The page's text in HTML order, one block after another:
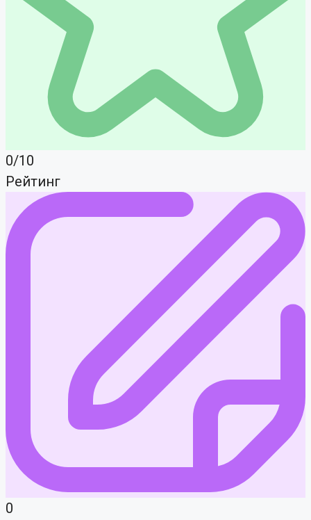
0/10
Рейтинг
0